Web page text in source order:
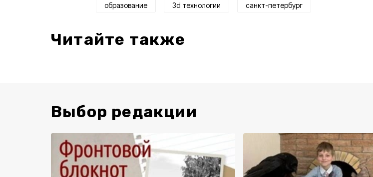
образование 3d технологии санкт-петербург
Читайте также
Выбор редакции